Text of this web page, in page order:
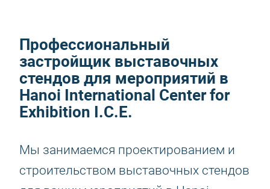
Профессиональный
застройщик выставочных
стендов для мероприятий в
Hanoi International Center for
Exhibition I.C.E.
Мы занимаемся проектированием и
строительством выставочных стендов